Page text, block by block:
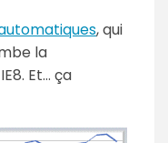
, qui
la
Et… ça